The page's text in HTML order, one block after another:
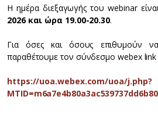
Η ημέρα διεξαγωγής του webinar
2026 και ώρα 19.00-20.30.
Για όσες και όσους επιθυμούν
παραθέτουμε τον σύνδεσμο webex
https://uoa.webex.com/uoa/j.php?